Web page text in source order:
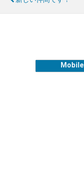
Mobile